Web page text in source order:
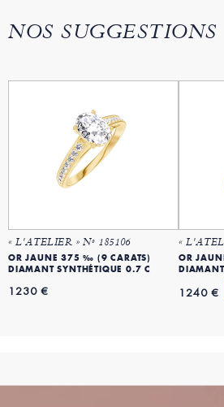
NOS SUGGESTIONS
« L'ATELIER » Nº 185106
OR JAUNE 375 ‰ (9 CARATS)
DIAMANT SYNTHÉTIQUE 0.7 C
1230 €
«
OR
1240 €